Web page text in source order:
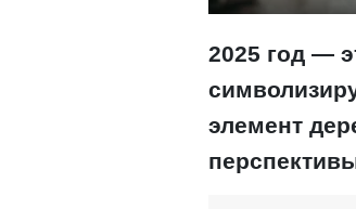
2025 год —
элемент